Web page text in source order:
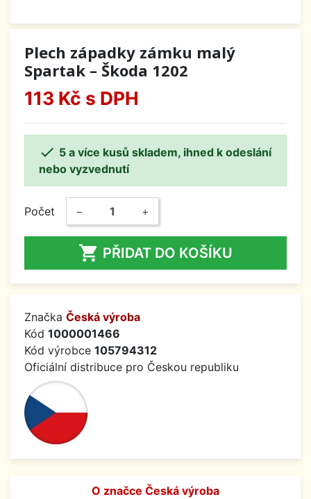
Plech západky zámku malý
Spartak – Škoda 1202
113 Kč s DPH
 5 a více kusů skladem, ihned k odeslání
nebo vyzvednutí
Počet − +
 PŘIDAT DO KOŠÍKU
Značka Česká výroba
Kód 1000001466
Kód výrobce 105794312
Oficiální distribuce pro Českou republiku
O značce Česká výroba